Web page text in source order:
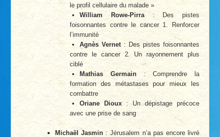
le profil cellulaire du malade »
William Rowe-Pirra: Des pistes
foisonnantes contre le cancer 1. Renforcer
l’immunité
Agnès Vernet: Des pistes foisonnantes
contre le cancer 2. Un rayonnement plus
ciblé
Mathias Germain: Comprendre la
formation des métastases pour mieux les
combattre
Oriane Dioux: Un dépistage précoce
avec une prise de sang
Michaël Jasmin: Jérusalem n’a pas encore livré